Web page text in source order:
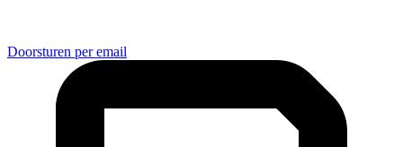
Doorsturen per email